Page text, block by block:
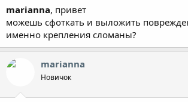
marianna, привет
можешь сфоткать и выложить
именно крепления сломаны?
marianna
Новичок